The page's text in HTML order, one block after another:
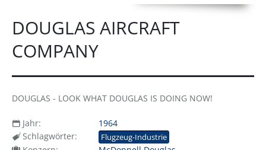
DOUGLAS AIRCRAFT
COMPANY
DOUGLAS - LOOK WHAT DOUGLAS IS DOING NOW!
Jahr:
1964
Schlagwörter:
Flugzeug-Industrie